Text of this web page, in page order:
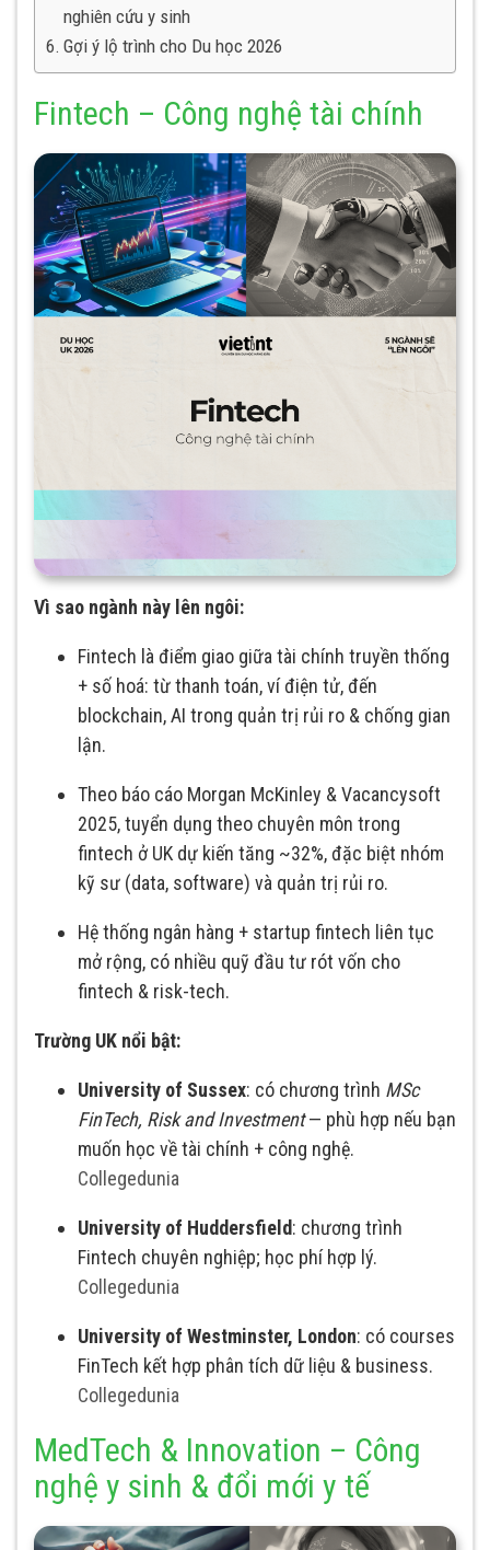
nghiên cứu y sinh
Gợi ý lộ trình cho Du học 2026
Fintech – Công nghệ tài chính
Vì sao ngành này lên ngôi:
Fintech là điểm giao giữa tài chính truyền thống
+ số hoá: từ thanh toán, ví điện tử, đến
blockchain, AI trong quản trị rủi ro & chống gian
lận.
Theo báo cáo Morgan McKinley & Vacancysoft
2025, tuyển dụng theo chuyên môn trong
fintech ở UK dự kiến tăng ~32%, đặc biệt nhóm
kỹ sư (data, software) và quản trị rủi ro.
Hệ thống ngân hàng + startup fintech liên tục
mở rộng, có nhiều quỹ đầu tư rót vốn cho
fintech & risk-tech.
Trường UK nổi bật:
University of Sussex: có chương trình MSc
FinTech, Risk and Investment— phù hợp nếu bạn
muốn học về tài chính + công nghệ.
Collegedunia
University of Huddersfield: chương trình
Fintech chuyên nghiệp; học phí hợp lý.
Collegedunia
University of Westminster, London: có courses
FinTech kết hợp phân tích dữ liệu & business.
Collegedunia
MedTech & Innovation – Công
nghệ y sinh & đổi mới y tế